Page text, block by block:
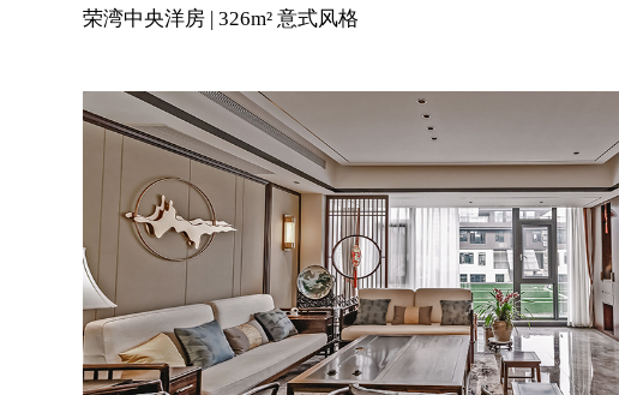
荣湾中央洋房 | 326m² 意式风格